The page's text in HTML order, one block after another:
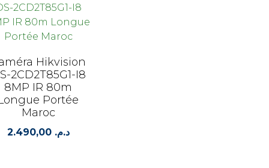
Hikvision
2CD2T85G1-I8
8MP IR 80m
Portée
Maroc
د.م. 2.490,00